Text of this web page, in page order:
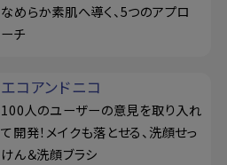
なめらか素肌へ導く、5つのアプロ
ーチ
エコアンドニコ
100人のユーザーの意見を取り入れ
て開発！メイクも落とせる、洗顔せっ
けん＆洗顔ブラシ